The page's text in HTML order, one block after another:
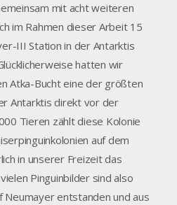
mit acht weiteren
im Rahmen dieser Arbeit 15
III Station in der Antarktis
hatten wir
Atka-Bucht eine der größten
Antarktis direkt vor der
Tieren zählt diese Kolonie
auf dem
in unserer Freizeit das
Pinguinbilder sind also
entstanden und aus